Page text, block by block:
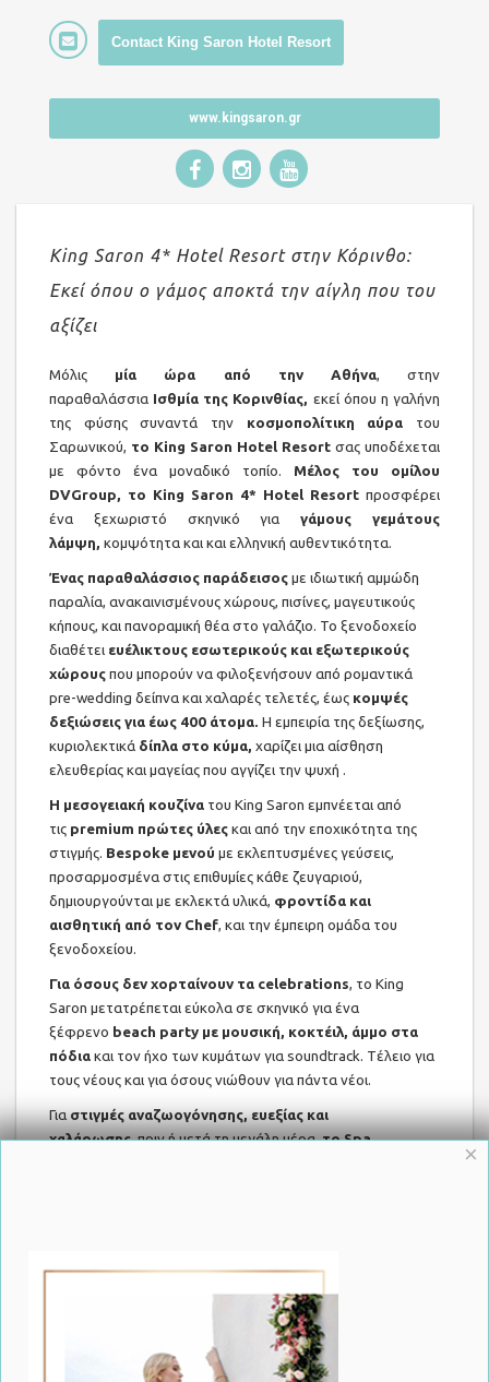
Contact King Saron Hotel Resort
www.kingsaron.gr
King Saron 4* Hotel Resort στην Κόρινθο:
Εκεί όπου ο γάμος αποκτά την αίγλη που του
αξίζει
Μόλις μία ώρα από την Αθήνα, στην
παραθαλάσσια Ισθμία της Κορινθίας, εκεί όπου η γαλήνη
της φύσης συναντά την κοσμοπολίτικη αύρα του
Σαρωνικού, το King Saron Ηotel Resort σας υποδέχεται
με φόντο ένα μοναδικό τοπίο. Μέλος του ομίλου
DVGroup, το King Saron 4* Hotel Resort προσφέρει
ένα ξεχωριστό σκηνικό γιαγάμους γεμάτους
λάμψη, κομψότητα και και ελληνική αυθεντικότητα.
Ένας παραθαλάσσιος παράδεισος με ιδιωτική αμμώδη
παραλία, ανακαινισμένους χώρους, πισίνες, μαγευτικούς
κήπους, και πανοραμική θέα στο γαλάζιο. Το ξενοδοχείο
διαθέτει ευέλικτους εσωτερικούς και εξωτερικούς
χώρους που μπορούν να φιλοξενήσουν από ρομαντικά
pre-wedding δείπνα και χαλαρές τελετές, έως κομψές
δεξιώσεις για έως 400 άτομα. Η εμπειρία της δεξίωσης,
κυριολεκτικά δίπλα στο κύμα, χαρίζει μια αίσθηση
ελευθερίας και μαγείας που αγγίζει την ψυχή .
Η μεσογειακή κουζίνα του King Saron εμπνέεται από
τις premium πρώτες ύλες και από την εποχικότητα της
στιγμής. Bespoke μενού με εκλεπτυσμένες γεύσεις,
προσαρμοσμένα στις επιθυμίες κάθε ζευγαριού,
δημιουργούνται με εκλεκτά υλικά, φροντίδα και
αισθητική από τον Chef, και την έμπειρη ομάδα του
ξενοδοχείου.
Για όσους δεν χορταίνουν τα celebrations, το King
Saron μετατρέπεται εύκολα σε σκηνικό για ένα
ξέφρενο beach party με μουσική, κοκτέιλ, άμμο στα
πόδια και τον ήχο των κυμάτων για soundtrack. Tέλειο για
τους νέους και για όσους νιώθουν για πάντα νέοι.
Γιαστιγμές αναζωογόνησης, ευεξίας και
χαλάρωσηςπριν ή μετά τη μεγάλη μέρα,το Spa
Ηεξειδικευμένη ομάδα οργανώσεως γάμων
Saron Hotel Resort, φροντίζεικάθε λεπτομέρεια με
Από τα πακέτα γάμου, τη διακόσμηση,
τον ήχο και τον φωτισμό, έως τη φωτογράφιση, τη
φιλοξενία και την διασκέδαση των καλεσμένων.
×